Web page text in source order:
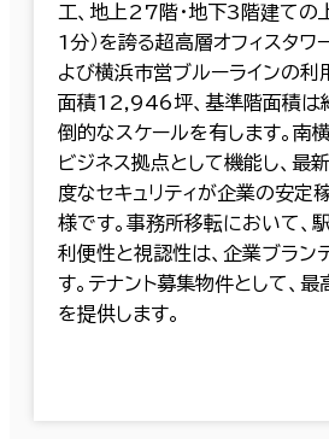
工、地上27階・地下3階建ての
1分）を誇る超高層オフィスタワ
よび横浜市営ブルーラインの利
面積12,946坪、基準階面積
倒的なスケールを有します。南
ビジネス拠点として機能し、最
度なセキュリティが企業の安定
様です。事務所移転において、
利便性と視認性は、企業ブラン
す。テナント募集物件として、
を提供します。